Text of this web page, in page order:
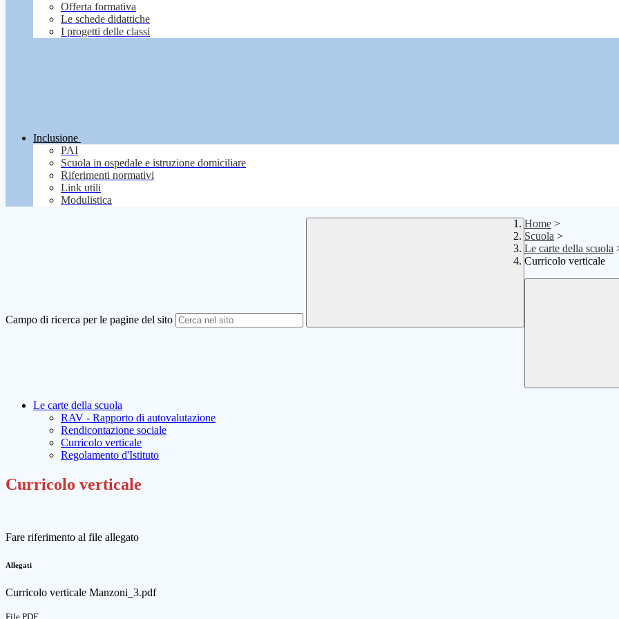
Offerta formativa
Le schede didattiche
I progetti delle classi
Inclusione
PAI
Scuola in ospedale e istruzione domiciliare
Riferimenti normativi
Link utili
Modulistica
Campo di ricerca per le pagine del sito
Home >
Scuola >
Le carte della scuola
Curricolo verticale
Le carte della scuola
RAV - Rapporto di autovalutazione
Rendicontazione sociale
Curricolo verticale
Regolamento d'Istituto
Curricolo verticale
Fare riferimento al file allegato
Allegati
Curricolo verticale Manzoni_3.pdf
File PDF